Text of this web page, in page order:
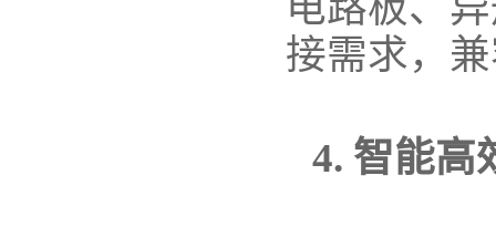
接需求，
4. 智能高